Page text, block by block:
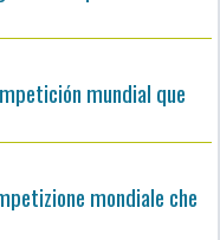
mundial que
mondiale che